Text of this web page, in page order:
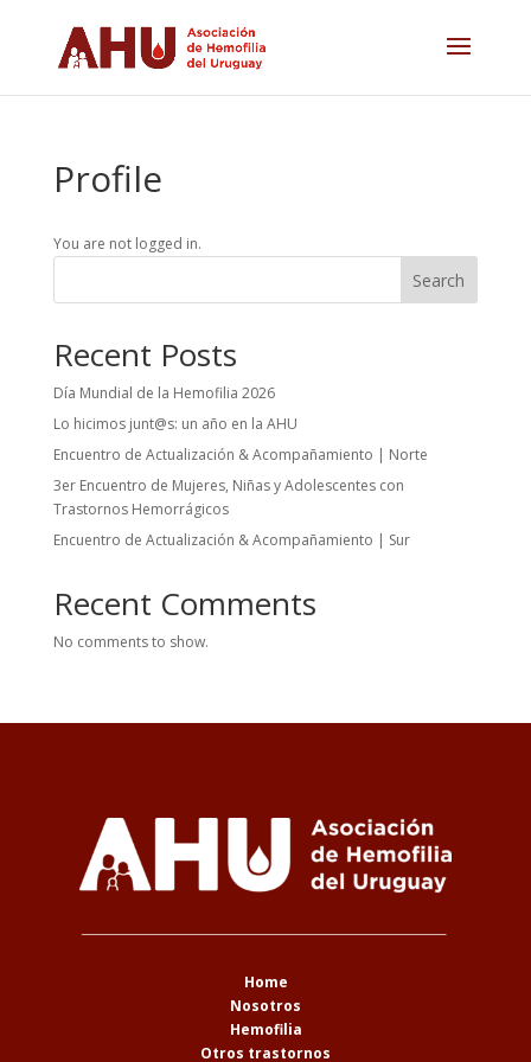
Profile
You are not logged in.
Search
Recent Posts
Día Mundial de la Hemofilia 2026
Lo hicimos junt@s: un año en la AHU
Encuentro de Actualización & Acompañamiento | Norte
3er Encuentro de Mujeres, Niñas y Adolescentes con
Trastornos Hemorrágicos
Encuentro de Actualización & Acompañamiento | Sur
Recent Comments
No comments to show.
Home
Nosotros
Hemofilia
Otros trastornos